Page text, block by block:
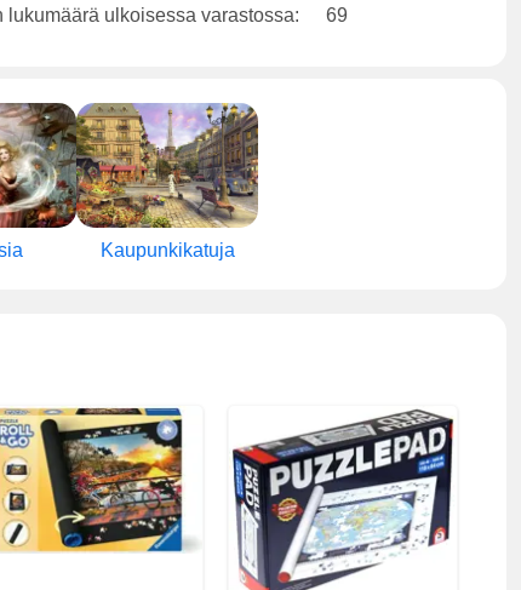
lukumäärä ulkoisessa varastossa: 69
Kaupunkikatuja